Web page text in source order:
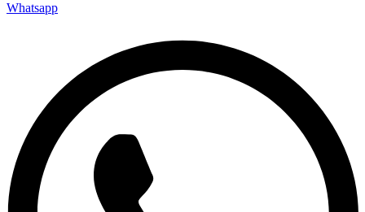
Whatsapp